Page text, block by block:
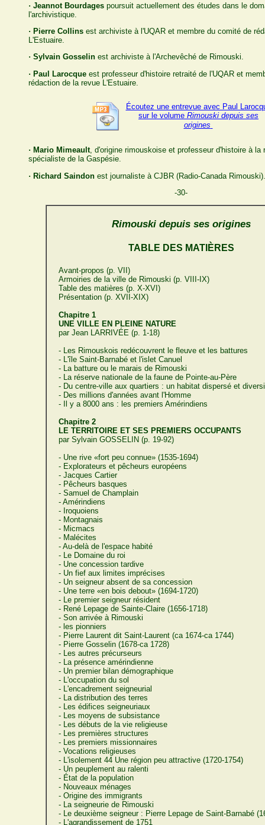
· Jeannot Bourdages poursuit actuellement des études dans le
l'archivistique.
· Pierre Collins est archiviste à l'UQAR et membre du comité de
L'Estuaire.
· Sylvain Gosselin est archiviste à l'Archevêché de Rimouski.
· Paul Larocque est professeur d'histoire retraité de l'UQAR et
rédaction de la revue L'Estuaire.
Écoutez une entrevue avec Paul
sur le volume Rimouski depuis ses
origines
· Mario Mimeault, d'origine rimouskoise et professeur d'histoire à la
spécialiste de la Gaspésie.
· Richard Saindon est journaliste à CJBR (Radio-Canada Rimouski).
-30-
Rimouski depuis ses origines
TABLE DES MATIÈRES
Avant-propos (p. VII)
Armoiries de la ville de Rimouski (p. VIII-IX)
Table des matières (p. X-XVI)
Présentation (p. XVII-XIX)
Chapitre 1
UNE VILLE EN PLEINE NATURE
par Jean LARRIVÉE (p. 1-18)
- Les Rimouskois redécouvrent le fleuve et les battures
- L'île Saint-Barnabé et l'islet Canuel
- La batture ou le marais de Rimouski
- La réserve nationale de la faune de Pointe-au-Père
- Du centre-ville aux quartiers : un habitat dispersé et
- Des millions d'années avant l'Homme
- Il y a 8000 ans : les premiers Amérindiens
Chapitre 2
LE TERRITOIRE ET SES PREMIERS OCCUPANTS
par Sylvain GOSSELIN (p. 19-92)
- Une rive «fort peu connue» (1535-1694)
- Explorateurs et pêcheurs européens
- Jacques Cartier
- Pêcheurs basques
- Samuel de Champlain
- Amérindiens
- Iroquoiens
- Montagnais
- Micmacs
- Malécites
- Au-delà de l'espace habité
- Le Domaine du roi
- Une concession tardive
- Un fief aux limites imprécises
- Un seigneur absent de sa concession
- Une terre «en bois debout» (1694-1720)
- Le premier seigneur résident
- René Lepage de Sainte-Claire (1656-1718)
- Son arrivée à Rimouski
- les pionniers
- Pierre Laurent dit Saint-Laurent (ca 1674-ca 1744)
- Pierre Gosselin (1678-ca 1728)
- Les autres précurseurs
- La présence amérindienne
- Un premier bilan démographique
- L'occupation du sol
- L'encadrement seigneurial
- La distribution des terres
- Les édifices seigneuriaux
- Les moyens de subsistance
- Les débuts de la vie religieuse
- Les premières structures
- Les premiers missionnaires
- Vocations religieuses
- L'isolement 44 Une région peu attractive (1720-1754)
- Un peuplement au ralenti
- État de la population
- Nouveaux ménages
- Origine des immigrants
- La seigneurie de Rimouski
- Le deuxième seigneur : Pierre Lepage de Saint-Barnabé
- L'agrandissement de 1751